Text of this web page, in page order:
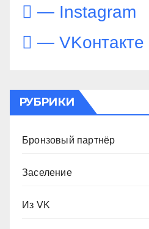
— Instagram
— VKонтакте
РУБРИКИ
Бронзовый партнёр
Заселение
Из VK